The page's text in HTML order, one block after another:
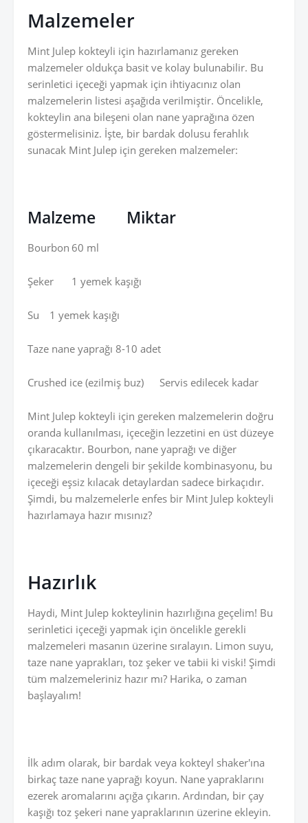
Malzemeler
Mint Julep kokteyli için hazırlamanız gereken
malzemeler oldukça basit ve kolay bulunabilir. Bu
serinletici içeceği yapmak için ihtiyacınız olan
malzemelerin listesi aşağıda verilmiştir. Öncelikle,
kokteylin ana bileşeni olan nane yaprağına özen
göstermelisiniz. İşte, bir bardak dolusu ferahlık
sunacak Mint Julep için gereken malzemeler:
Malzeme Miktar
Bourbon 60 ml
Şeker 1 yemek kaşığı
Su 1 yemek kaşığı
Taze nane yaprağı 8-10 adet
Crushed ice (ezilmiş buz) Servis edilecek kadar
Mint Julep kokteyli için gereken malzemelerin doğru
oranda kullanılması, içeceğin lezzetini en üst düzeye
çıkaracaktır. Bourbon, nane yaprağı ve diğer
malzemelerin dengeli bir şekilde kombinasyonu, bu
içeceği eşsiz kılacak detaylardan sadece birkaçıdır.
Şimdi, bu malzemelerle enfes bir Mint Julep kokteyli
hazırlamaya hazır mısınız?
Hazırlık
Haydi, Mint Julep kokteylinin hazırlığına geçelim! Bu
serinletici içeceği yapmak için öncelikle gerekli
malzemeleri masanın üzerine sıralayın. Limon suyu,
taze nane yaprakları, toz şeker ve tabii ki viski! Şimdi
tüm malzemeleriniz hazır mı? Harika, o zaman
başlayalım!
İlk adım olarak, bir bardak veya kokteyl shaker'ına
birkaç taze nane yaprağı koyun. Nane yapraklarını
ezerek aromalarını açığa çıkarın. Ardından, bir çay
kaşığı toz şekeri nane yapraklarının üzerine ekleyin.